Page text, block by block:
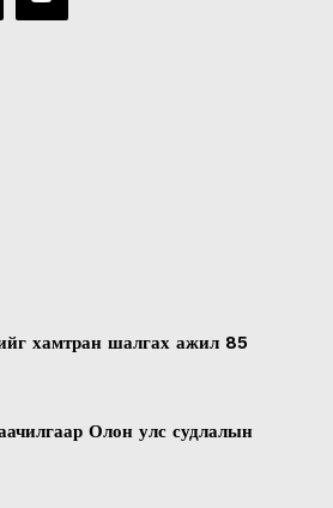
хамтран шалгах ажил 85
Олон улс судлалын